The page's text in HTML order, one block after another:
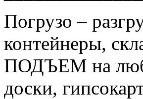
Погрузо –
контейнеры,
ПОДЪЕМ на
доски,